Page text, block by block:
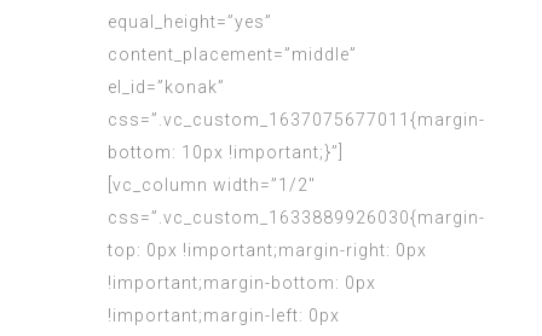
equal_height=”yes”
content_placement=”middle”
el_id=”konak”
css=”.vc_custom_1637075677011{margin-
bottom: 10px !important;}”]
[vc_column width=”1/2″
css=”.vc_custom_1633889926030{margin-
top: 0px !important;margin-right: 0px
!important;margin-bottom: 0px
!important;margin-left: 0px